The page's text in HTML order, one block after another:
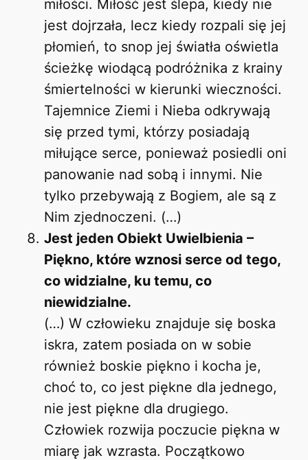
miłości. Miłość jest ślepa, kiedy nie
jest dojrzała, lecz kiedy rozpali się jej
płomień, to snop jej światła oświetla
ścieżkę wiodącą podróżnika z krainy
śmiertelności w kierunki wieczności.
Tajemnice Ziemi i Nieba odkrywają
się przed tymi, którzy posiadają
miłujące serce, ponieważ posiedli oni
panowanie nad sobą i innymi. Nie
tylko przebywają z Bogiem, ale są z
Nim zjednoczeni. (…)
Jest jeden Obiekt Uwielbienia –
Piękno, które wznosi serce od tego,
co widzialne, ku temu, co
niewidzialne.
(…) W człowieku znajduje się boska
iskra, zatem posiada on w sobie
również boskie piękno i kocha je,
choć to, co jest piękne dla jednego,
nie jest piękne dla drugiego.
Człowiek rozwija poczucie piękna w
miarę jak wzrasta. Początkowo